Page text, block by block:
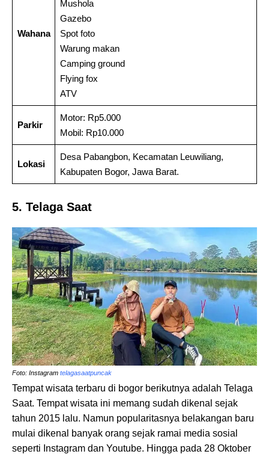
Wahana
Mushola
Gazebo
Spot foto
Warung makan
Camping ground
Flying fox
ATV
Parkir
Motor: Rp5.000
Mobil: Rp10.000
Lokasi
Desa Pabangbon, Kecamatan Leuwiliang,
Kabupaten Bogor, Jawa Barat.
5. Telaga Saat
Foto: Instagram telagasaatpuncak
Tempat wisata terbaru di bogor berikutnya adalah Telaga
Saat. Tempat wisata ini memang sudah dikenal sejak
tahun 2015 lalu. Namun popularitasnya belakangan baru
mulai dikenal banyak orang sejak ramai media sosial
seperti Instagram dan Youtube. Hingga pada 28 Oktober